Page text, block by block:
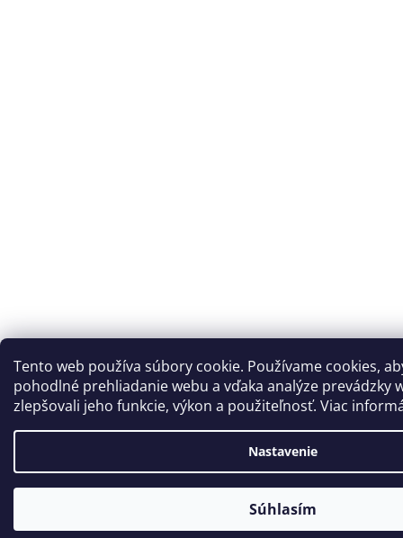
Tento web používa súbory cookie. Používame cookies,
pohodlné prehliadanie webu a vďaka analýze prevádzky
zlepšovali jeho funkcie, výkon a použiteľnosť. Viac
Nastavenie
Súhlasím